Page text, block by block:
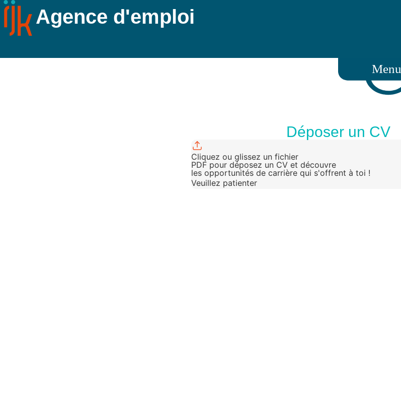
Agence d'emploi
Menu
Déposer un CV
Cliquez ou glissez un fichier
PDF pour déposez un CV et découvre
les opportunités de carrière qui s'offrent à toi !
Veuillez patienter